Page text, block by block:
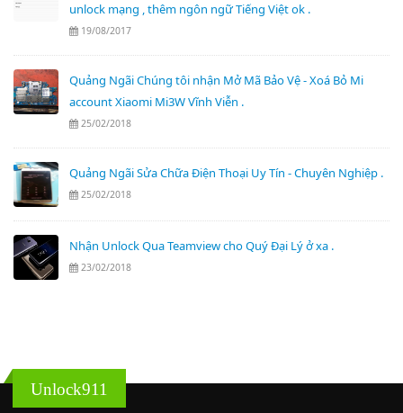
unlock mạng , thêm ngôn ngữ Tiếng Việt ok .
19/08/2017
Quảng Ngãi Chúng tôi nhận Mở Mã Bảo Vệ - Xoá Bỏ Mi
account Xiaomi Mi3W Vĩnh Viễn .
25/02/2018
Quảng Ngãi Sửa Chữa Điện Thoại Uy Tín - Chuyên Nghiệp .
25/02/2018
Nhận Unlock Qua Teamview cho Quý Đại Lý ở xa .
23/02/2018
Unlock911